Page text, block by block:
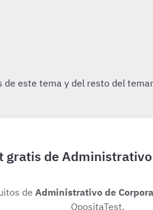
gratis de
de Administrativo de
OpositaTest.